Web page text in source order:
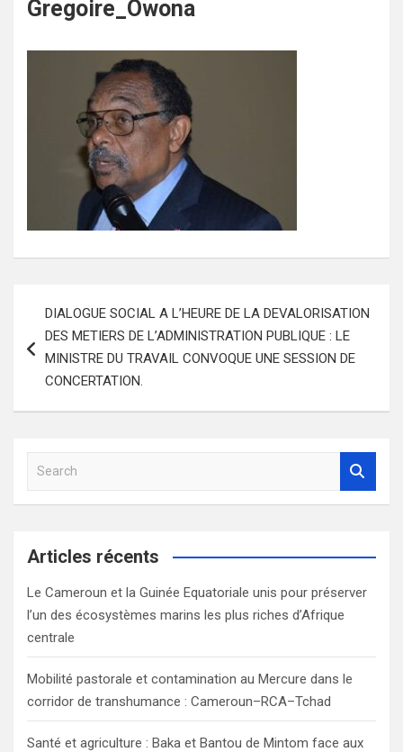
Gregoire_Owona
l’article
DIALOGUE SOCIAL A L’HEURE DE LA DEVALORISATION
DES METIERS DE L’ADMINISTRATION PUBLIQUE : LE
MINISTRE DU TRAVAIL CONVOQUE UNE SESSION DE
CONCERTATION.
a
c
Articles récents
Le Cameroun et la Guinée Equatoriale unis pour préserver
l’un des écosystèmes marins les plus riches d’Afrique
centrale
Mobilité pastorale et contamination au Mercure dans le
corridor de transhumance : Cameroun–RCA–Tchad
Santé et agriculture : Baka et Bantou de Mintom face aux